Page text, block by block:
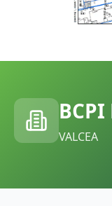
BCPI
VALCEA